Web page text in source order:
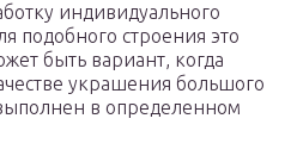
индивидуального
подобного строения это
быть вариант, когда
украшения большого
в определенном